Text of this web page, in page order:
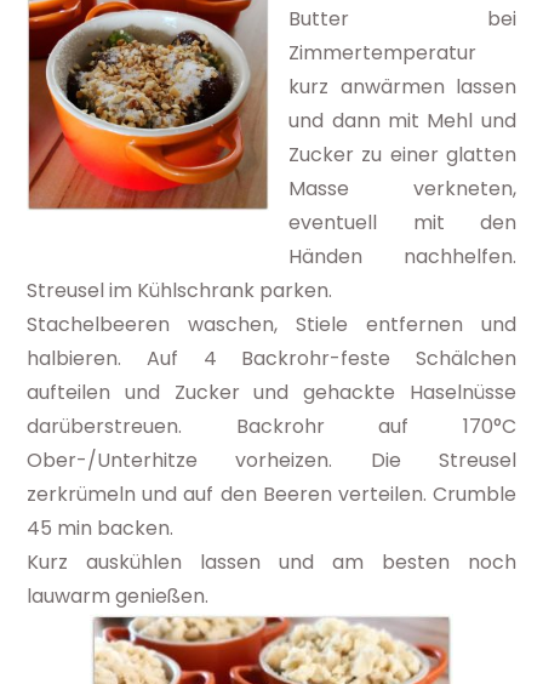
Butter bei
Zimmertemperatur
kurz anwärmen lassen
und dann mit Mehl und
Zucker zu einer glatten
Masse verkneten,
eventuell mit den
Händen nachhelfen.
Streusel im Kühlschrank parken.
Stachelbeeren waschen, Stiele entfernen und
halbieren. Auf 4 Backrohr-feste Schälchen
aufteilen und Zucker und gehackte Haselnüsse
darüberstreuen. Backrohr auf 170°C
Ober-/Unterhitze vorheizen. Die Streusel
zerkrümeln und auf den Beeren verteilen. Crumble
45 min backen.
Kurz auskühlen lassen und am besten noch
lauwarm genießen.